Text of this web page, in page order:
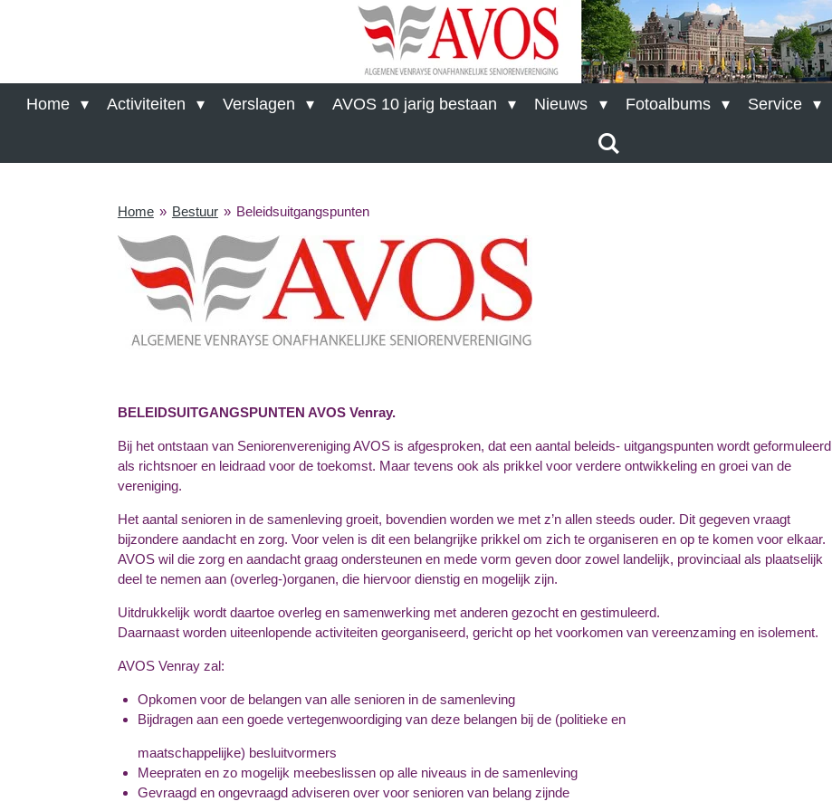
hoofdinhoud
Home Activiteiten Verslagen AVOS 10 jarig bestaan Nieuws Fotoalbums Service
Home » Bestuur » Beleidsuitgangspunten
BELEIDSUITGANGSPUNTEN AVOS Venray.
Bij het ontstaan van Seniorenvereniging AVOS is afgesproken, dat een aantal beleids- uitgangspunten wordt geformuleerd
als richtsnoer en leidraad voor de toekomst. Maar tevens ook als prikkel voor verdere ontwikkeling en groei van de
vereniging.
Het aantal senioren in de samenleving groeit, bovendien worden we met z’n allen steeds ouder. Dit gegeven vraagt
bijzondere aandacht en zorg. Voor velen is dit een belangrijke prikkel om zich te organiseren en op te komen voor elkaar.
AVOS wil die zorg en aandacht graag ondersteunen en mede vorm geven door zowel landelijk, provinciaal als plaatselijk
deel te nemen aan (overleg-)organen, die hiervoor dienstig en mogelijk zijn.
Uitdrukkelijk wordt daartoe overleg en samenwerking met anderen gezocht en gestimuleerd.
Daarnaast worden uiteenlopende activiteiten georganiseerd, gericht op het voorkomen van vereenzaming en isolement.
AVOS Venray zal:
Opkomen voor de belangen van alle senioren in de samenleving
Bijdragen aan een goede vertegenwoordiging van deze belangen bij de (politieke en
maatschappelijke) besluitvormers
Meepraten en zo mogelijk meebeslissen op alle niveaus in de samenleving
Gevraagd en ongevraagd adviseren over voor senioren van belang zijnde